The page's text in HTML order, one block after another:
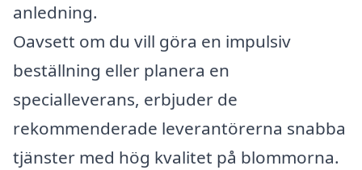
anledning.
Oavsett om du vill göra en impulsiv
beställning eller planera en
specialleverans, erbjuder de
rekommenderade leverantörerna snabba
tjänster med hög kvalitet på blommorna.